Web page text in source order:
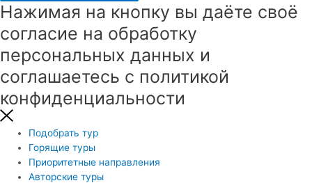
Нажимая на кнопку вы даёте своё
согласие на обработку
персональных данных и
соглашаетесь с политикой
конфиденциальности
Подобрать тур
Горящие туры
Приоритетные направления
Авторские туры